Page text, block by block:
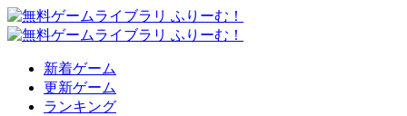
新着ゲーム
更新ゲーム
ランキング